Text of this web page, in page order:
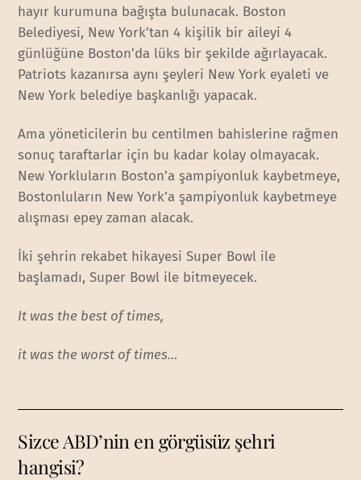
hayır kurumuna bağışta bulunacak. Boston
Belediyesi, New York’tan 4 kişilik bir aileyi 4
günlüğüne Boston’da lüks bir şekilde ağırlayacak.
Patriots kazanırsa aynı şeyleri New York eyaleti ve
New York belediye başkanlığı yapacak.
Ama yöneticilerin bu centilmen bahislerine rağmen
sonuç taraftarlar için bu kadar kolay olmayacak.
New Yorkluların Boston’a şampiyonluk kaybetmeye,
Bostonluların New York’a şampiyonluk kaybetmeye
alışması epey zaman alacak.
İki şehrin rekabet hikayesi Super Bowl ile
başlamadı, Super Bowl ile bitmeyecek.
It was the best of times,
it was the worst of times…
Sizce ABD’nin en görgüsüz şehri
hangisi?